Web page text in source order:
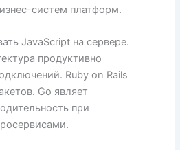
систем платформ.
JavaScript на сервере.
продуктивно
Ruby on Rails
Go являет
при